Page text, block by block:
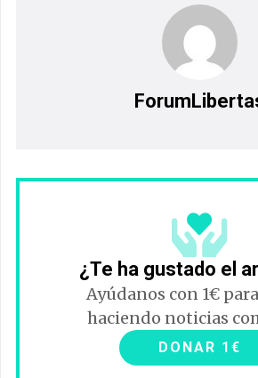
¿Te ha gustado el
Ayúdanos con 1€
haciendo noticias
DONAR 1€